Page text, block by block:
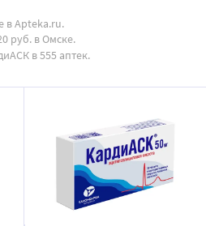
в Apteka.ru.
руб. в Омске.
в 555 аптек.